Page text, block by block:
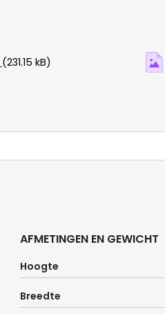
(231.15 kB)
AFMETINGEN EN GEWICHT
Hoogte
Breedte